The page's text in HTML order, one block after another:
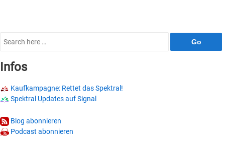
Search
Infos
Kaufkampagne: Rettet das Spektral!
Spektral Updates auf Signal
Blog abonnieren
Podcast abonnieren